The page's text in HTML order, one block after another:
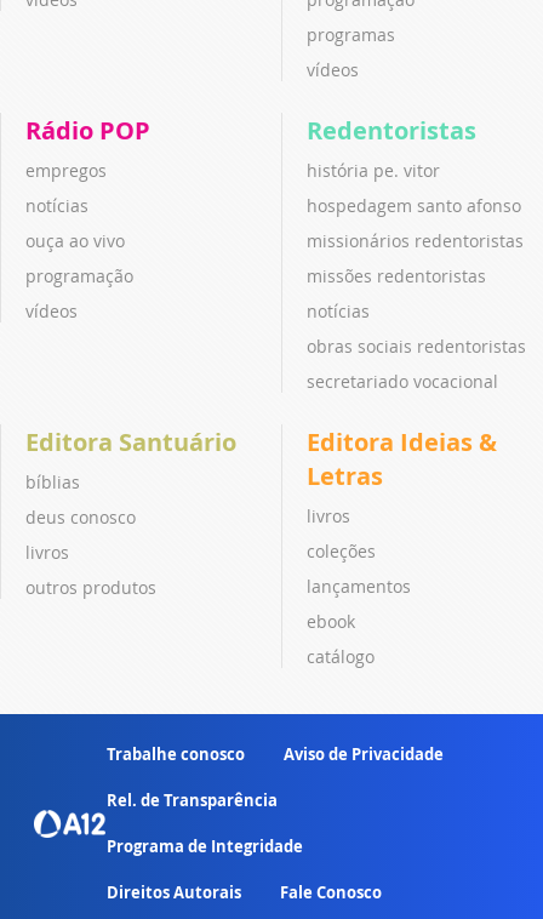
programas
vídeos
Rádio POP
empregos
notícias
ouça ao vivo
programação
vídeos
Redentoristas
história pe. vitor
hospedagem santo afonso
missionários redentoristas
missões redentoristas
notícias
obras sociais redentoristas
secretariado vocacional
Editora Santuário
bíblias
deus conosco
livros
outros produtos
Editora Ideias &
Letras
livros
coleções
lançamentos
ebook
catálogo
Trabalhe conosco Aviso de Privacidade
Rel. de Transparência
Programa de Integridade
Direitos Autorais Fale Conosco